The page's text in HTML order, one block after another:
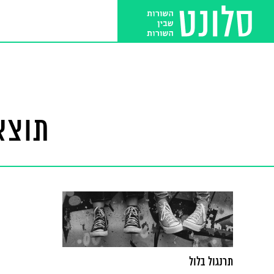
תרנגול בלול